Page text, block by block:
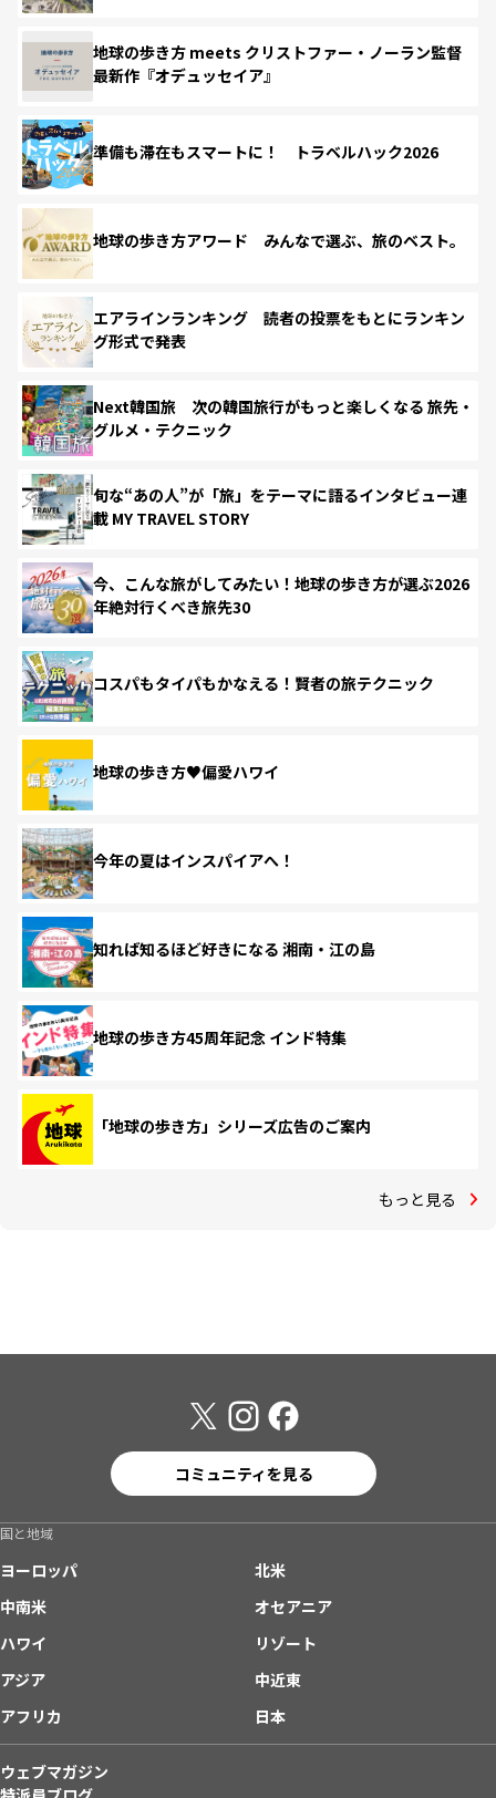
地球の歩き方 meets クリストファー・ノーラン監督
最新作『オデュッセイア』
準備も滞在もスマートに！ トラベルハック2026
地球の歩き方アワード みんなで選ぶ、旅のベスト。
エアラインランキング 読者の投票をもとにランキン
グ形式で発表
Next韓国旅 次の韓国旅行がもっと楽しくなる 旅先・
グルメ・テクニック
旬な“あの人”が「旅」をテーマに語るインタビュー連
載 MY TRAVEL STORY
今、こんな旅がしてみたい！地球の歩き方が選ぶ2026
年絶対行くべき旅先30
コスパもタイパもかなえる！賢者の旅テクニック
地球の歩き方♥偏愛ハワイ
今年の夏はインスパイアへ！
知れば知るほど好きになる 湘南・江の島
地球の歩き方45周年記念 インド特集
「地球の歩き方」シリーズ広告のご案内
もっと見る
コミュニティを見る
国と地域
ヨーロッパ
北米
中南米
オセアニア
ハワイ
リゾート
アジア
中近東
アフリカ
日本
ウェブマガジン